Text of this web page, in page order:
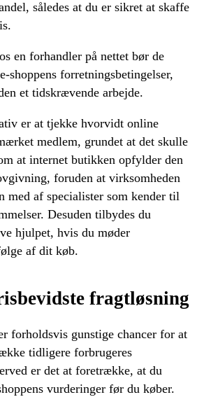
således at du er sikret at skaffe
en forhandler på nettet bør de
shoppens forretningsbetingelser,
et tidskrævende arbejde.
er at tjekke hvorvidt online
medlem, grundet at det skulle
at internet butikken opfylder den
foruden at virksomheden
med af specialister som kender til
Desuden tilbydes du
hjulpet, hvis du møder
af dit køb.
fragtløsning
forholdsvis gunstige chancer for at
tidligere forbrugeres
er det at foretrække, at du
vurderinger før du køber.